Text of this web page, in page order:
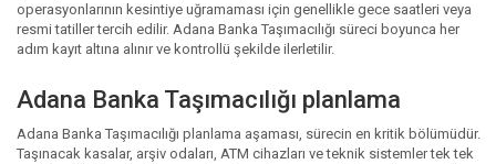
operasyonlarının kesintiye uğramaması için genellikle gece saatleri veya
resmi tatiller tercih edilir. Adana Banka Taşımacılığı süreci boyunca her
adım kayıt altına alınır ve kontrollü şekilde ilerletilir.
Adana Banka Taşımacılığı planlama
Adana Banka Taşımacılığı planlama aşaması, sürecin en kritik bölümüdür.
Taşınacak kasalar, arşiv odaları, ATM cihazları ve teknik sistemler tek tek